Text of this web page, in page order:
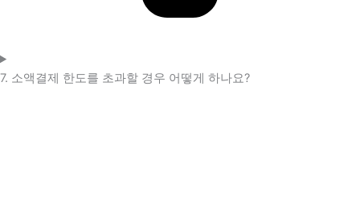
7. 소액결제 한도를 초과할 경우 어떻게 하나요?